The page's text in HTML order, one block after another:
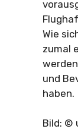
Wie
zumal
und
haben.
Bild: ©